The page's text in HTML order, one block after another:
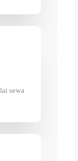
sewa